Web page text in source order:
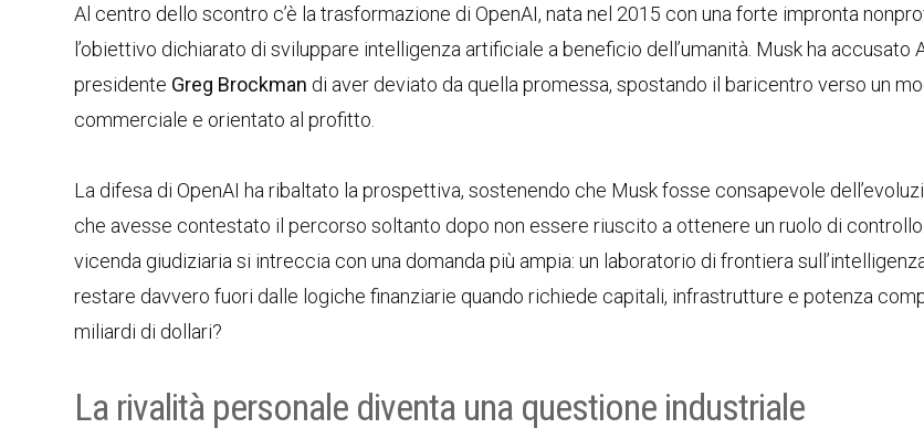
Al centro dello scontro c’è la trasformazione di OpenAI, nata nel 2015 con una forte impronta
l’obiettivo dichiarato di sviluppare intelligenza artificiale a beneficio dell’umanità. Musk ha accusato
presidente Greg Brockman di aver deviato da quella promessa, spostando il baricentro verso un
commerciale e orientato al profitto.
La difesa di OpenAI ha ribaltato la prospettiva, sostenendo che Musk fosse consapevole
che avesse contestato il percorso soltanto dopo non essere riuscito a ottenere un ruolo di
vicenda giudiziaria si intreccia con una domanda più ampia: un laboratorio di frontiera
restare davvero fuori dalle logiche finanziarie quando richiede capitali, infrastrutture e potenza
miliardi di dollari?
La rivalità personale diventa una questione industriale